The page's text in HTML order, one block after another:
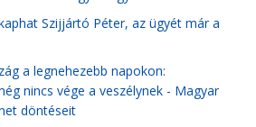
Szijjártó Péter, az ügyét már a
a legnehezebb napokon:
nincs vége a veszélynek - Magyar
döntéseit